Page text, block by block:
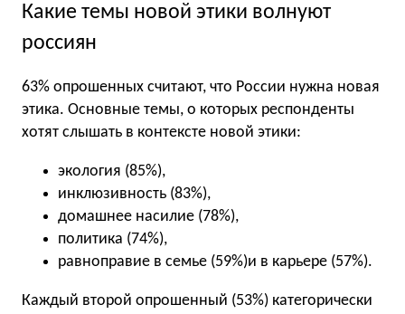
Какие темы новой этики волнуют
россиян
63% опрошенных считают, что России нужна новая
этика. Основные темы, о которых респонденты
хотят слышать в контексте новой этики:
экология (85%),
инклюзивность (83%),
домашнее насилие (78%),
политика (74%),
равноправие в семье (59%)и в карьере (57%).
Каждый второй опрошенный (53%) категорически